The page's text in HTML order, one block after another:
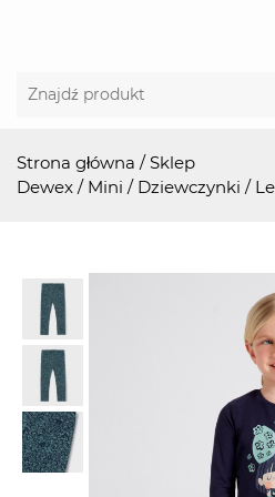
Strona główna /Sklep
Dewex / Mini / Dziewczynki /